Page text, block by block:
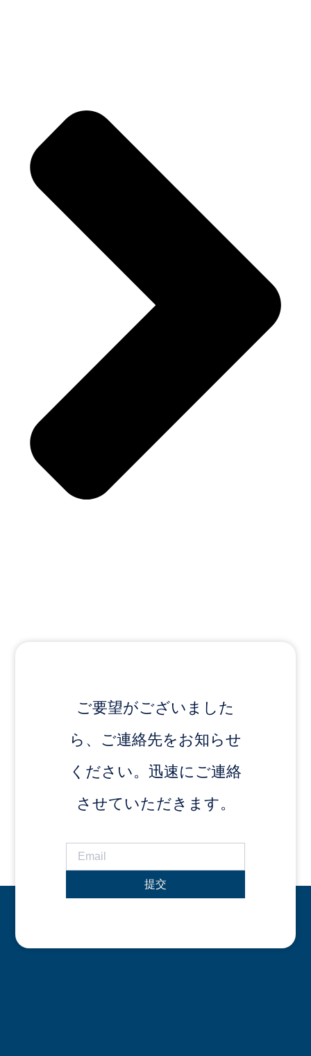
ご要望がございました
ら、ご連絡先をお知らせ
ください。迅速にご連絡
させていただきます。
提交